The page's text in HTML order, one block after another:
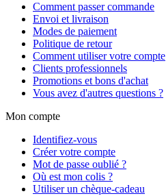
Comment passer commande
Envoi et livraison
Modes de paiement
Politique de retour
Comment utiliser votre compte
Clients professionnels
Promotions et bons d'achat
Vous avez d'autres questions ?
Mon compte
Identifiez-vous
Créer votre compte
Mot de passe oublié ?
Où est mon colis ?
Utiliser un chèque-cadeau